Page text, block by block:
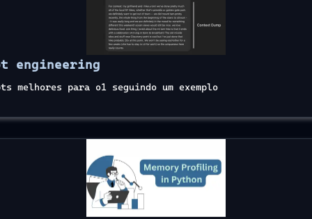
engineering
melhores para o1 seguindo um exemplo